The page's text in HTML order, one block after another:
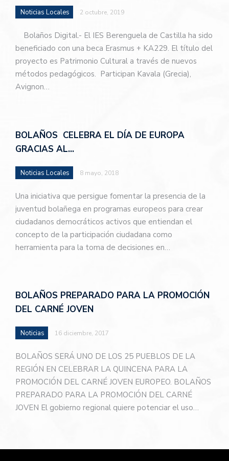
Noticias Locales 2 octubre, 2019
Bolaños Digital.- El IES Berenguela de Castilla ha sido
beneficiado con una beca Erasmus + KA229. El título del
proyecto es Patrimonio Cultural a través de nuevos
métodos pedagógicos. Participan Kavala (Grecia),
Avignon…
BOLAÑOS CELEBRA EL DÍA DE EUROPA
GRACIAS AL…
Noticias Locales 8 mayo, 2018
Una iniciativa que persigue fomentar la presencia de la
juventud bolañega en programas europeos para crear
ciudadanos democráticos activos que entiendan el
concepto de la participación ciudadana como
herramienta para la toma de decisiones en…
BOLAÑOS PREPARADO PARA LA PROMOCIÓN
DEL CARNÉ JOVEN
Noticias 16 diciembre, 2017
BOLAÑOS SERÁ UNO DE LOS 25 PUEBLOS DE LA
REGIÓN EN CELEBRAR LA QUINCENA PARA LA
PROMOCIÓN DEL CARNÉ JOVEN EUROPEO. BOLAÑOS
PREPARADO PARA LA PROMOCIÓN DEL CARNÉ
JOVEN El gobierno regional quiere potenciar el uso…